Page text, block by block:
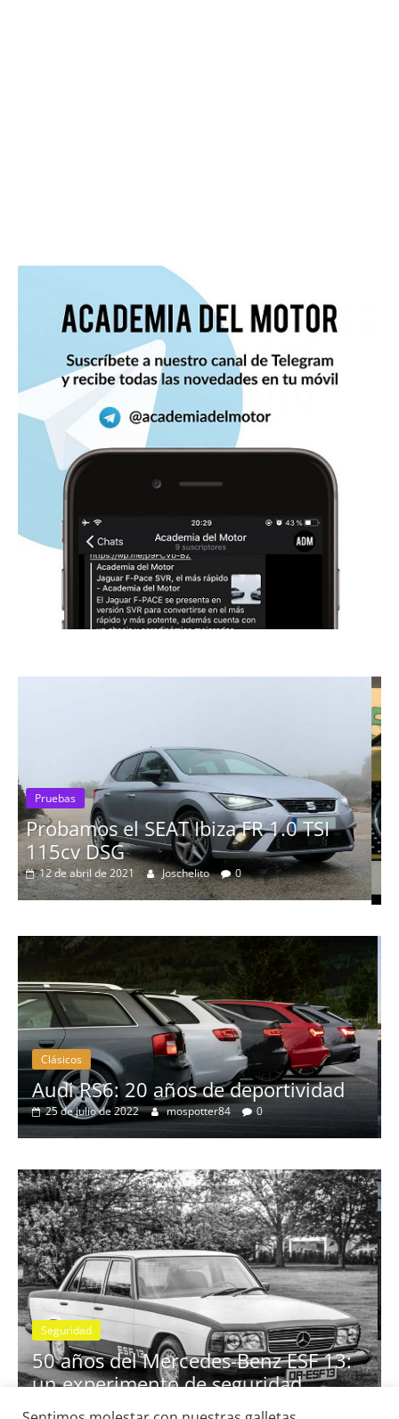
Pruebas
19 de abril de 2020 Joschelito 0
Clásicos
28 de junio de 2022 mospotter84 0
Seguridad Vídeo
El Mazda CX-5 2022 logra la
nota en las pruebas de seguridad